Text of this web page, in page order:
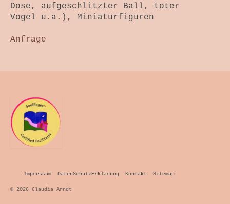
Dose, aufgeschlitzter Ball, toter
Vogel u.a.), Miniaturfiguren
Anfrage
Impressum DatenSchutzErklärung Kontakt Sitemap
© 2026 Claudia Arndt